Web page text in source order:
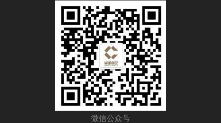
邮箱：17392559914@qq.com
电话：029-89281526
客服：17392559914
传真：029-89281526
微信公众号